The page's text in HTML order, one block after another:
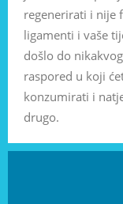
regenerirati i nije
ligamenti i vaše
došlo do
raspored u koji
konzumirati i
drugo.